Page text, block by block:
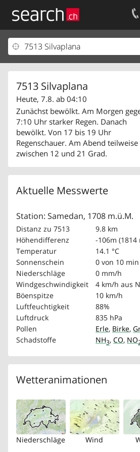
7513 Silvaplana
Heute, 7.8. ab 04:10
Zunächst bewölkt. Am Morgen
7:10 Uhr starker Regen. Danach
bewölkt. Von 17 bis 19 Uhr
Regenschauer. Am Abend
zwischen 12 und 21 Grad.
Aktuelle Messwerte
Station: Samedan, 1708 m.ü.M.
Distanz zu 7513
9.8 km
Höhendifferenz
-106m (1814
Temperatur
14.1 °C
Sonnenschein
0 von 10 min
Niederschläge
0 mm/h
Windgeschwindigkeit
4 km/h aus
Böenspitze
10 km/h
Luftfeuchtigkeit
88%
Luftdruck
835 hPa
Pollen
Erle, Birke,
Schadstoffe
NH3, CO, NO
Wetteranimationen
Niederschläge Wind
Ihr Eintrag
Kundencenter Geschäftskunden
Impressum